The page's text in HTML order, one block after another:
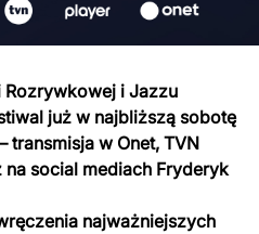
Rozrywkowej i Jazzu
już w najbliższą sobotę
transmisja w Onet, TVN
na social mediach Fryderyk
najważniejszych